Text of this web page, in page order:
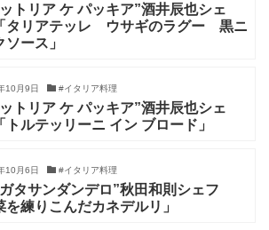
トリア ケ パッキア”酒井辰也シェ
リアテッレ ウサギのラグー 黒ニ
ソース」
10月9日 #イタリア料理
トリア ケ パッキア”酒井辰也シェ
ルテッリーニ イン ブロード」
10月6日 #イタリア料理
タサンダンデロ”秋田和則シェフ
を練りこんだカネデルリ」